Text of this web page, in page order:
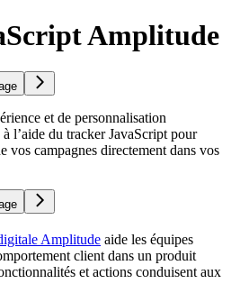
Amplitude
et de personnalisation
l’aide du tracker JavaScript pour
vos campagnes directement dans vos
Amplitude aide les équipes
client dans un produit
et actions conduisent aux